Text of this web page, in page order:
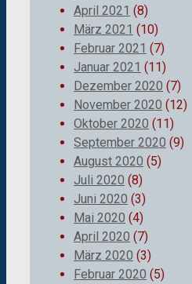
April 2021 (8)
März 2021 (10)
Februar 2021 (7)
Januar 2021 (11)
Dezember 2020 (7)
November 2020 (12)
Oktober 2020 (11)
September 2020 (9)
August 2020 (5)
Juli 2020 (8)
Juni 2020 (3)
Mai 2020 (4)
April 2020 (7)
März 2020 (3)
Februar 2020 (5)